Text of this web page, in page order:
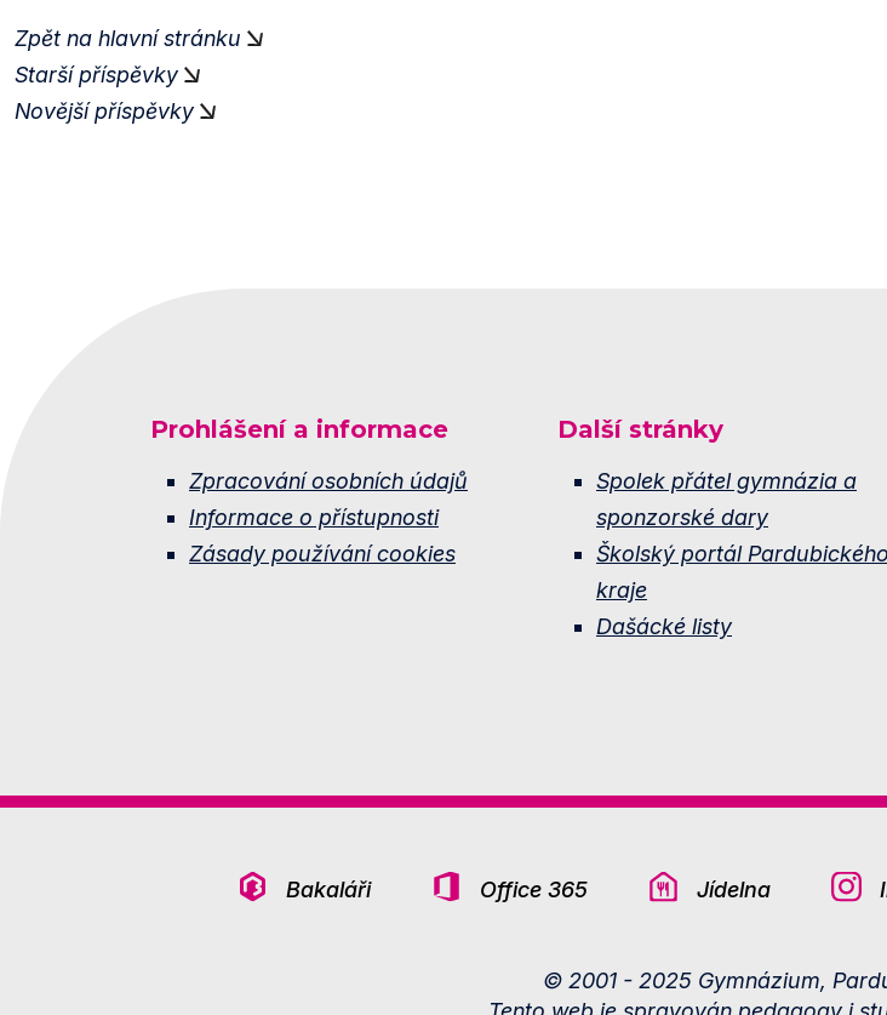
Zpět na hlavní stránku
Starší příspěvky
Novější příspěvky
Prohlášení a informace
Zpracování osobních údajů
Informace o přístupnosti
Zásady používání cookies
Další stránky
Spolek přátel gymnázia a
sponzorské dary
Školský portál Pardubického
kraje
Dašácké listy
Bakaláři Office 365 Jídelna
© 2001 - 2025 Gymnázium,